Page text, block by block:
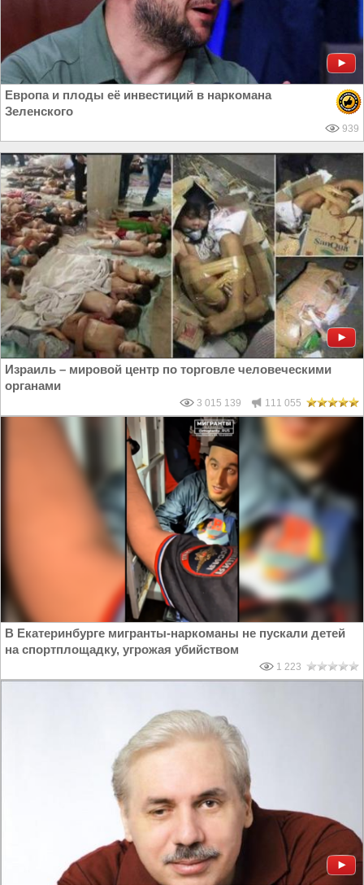
Европа и плоды её инвестиций в наркомана
Зеленского
939
Израиль – мировой центр по торговле человеческими
органами
3 015 139 111 055
В Екатеринбурге мигранты-наркоманы не пускали детей
на спортплощадку, угрожая убийством
1 223